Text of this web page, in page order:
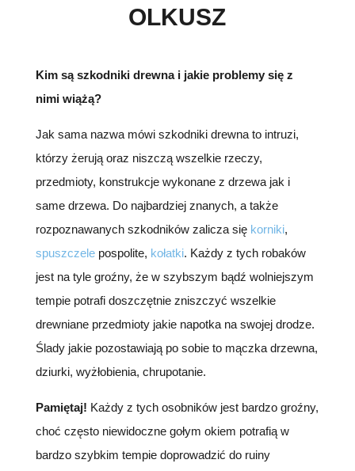
OLKUSZ
Kim są szkodniki drewna i jakie problemy się z
nimi wiążą?
Jak sama nazwa mówi szkodniki drewna to intruzi,
którzy żerują oraz niszczą wszelkie rzeczy,
przedmioty, konstrukcje wykonane z drzewa jak i
same drzewa. Do najbardziej znanych, a także
rozpoznawanych szkodników zalicza się korniki,
spuszczelepospolite, kołatki. Każdy z tych robaków
jest na tyle groźny, że w szybszym bądź wolniejszym
tempie potrafi doszczętnie zniszczyć wszelkie
drewniane przedmioty jakie napotka na swojej drodze.
Ślady jakie pozostawiają po sobie to mączka drzewna,
dziurki, wyżłobienia, chrupotanie.
Pamiętaj! Każdy z tych osobników jest bardzo groźny,
choć często niewidoczne gołym okiem potrafią w
bardzo szybkim tempie doprowadzić do ruiny